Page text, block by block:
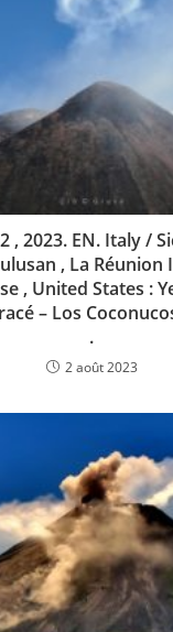
, 2023. EN. Italy /
, La Réunion
, United States :
– Los
.
2 août 2023